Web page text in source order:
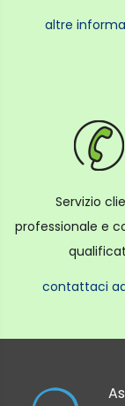
altre
Servizio
professionale e
contattaci